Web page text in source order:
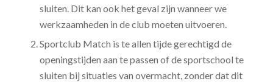
sluiten. Dit kan ook het geval zijn wanneer we
werkzaamheden in de club moeten uitvoeren.
Sportclub Match is te allen tijde gerechtigd de
openingstijden aan te passen of de sportschool te
sluiten bij situaties van overmacht, zonder dat dit